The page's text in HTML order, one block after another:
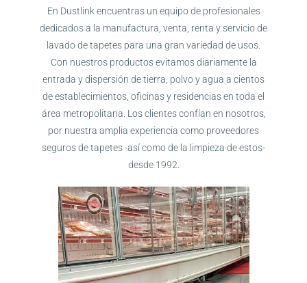
En Dustlink encuentras un equipo de profesionales
dedicados a la manufactura, venta, renta y servicio de
lavado de tapetes para una gran variedad de usos.
Con nuestros productos evitamos diariamente la
entrada y dispersión de tierra, polvo y agua a cientos
de establecimientos, oficinas y residencias en toda el
área metropolitana. Los clientes confían en nosotros,
por nuestra amplia experiencia como proveedores
seguros de tapetes -así como de la limpieza de estos-
desde 1992.